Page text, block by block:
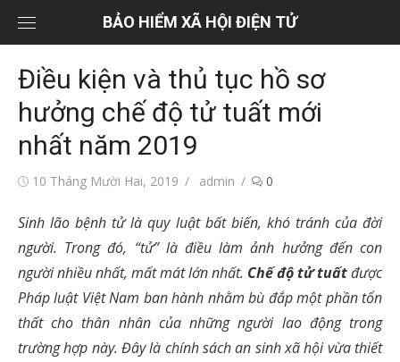
dung
BẢO HIỂM XÃ HỘI ĐIỆN TỬ
Điều kiện và thủ tục hồ sơ
hưởng chế độ tử tuất mới
nhất năm 2019
Đăng10 Tháng Mười Hai, 2019
Tác
admin 0
Sinh lão bệnh tử là quy luật bất biến, khó tránh của đời
người. Trong đó, “tử” là điều làm ảnh hưởng đến con
người nhiều nhất, mất mát lớn nhất. Chế độ tử tuấtđược
Pháp luật Việt Nam ban hành nhằm bù đắp một phần tổn
thất cho thân nhân của những người lao động trong
trường hợp này. Đây là chính sách an sinh xã hội vừa thiết